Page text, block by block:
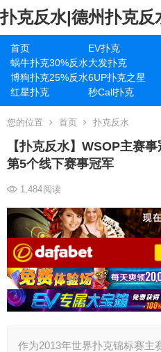
扑克反水|德州扑克反
首页 EV扑克
蜗牛扑克30%反水大发扑克
博狗扑克25%反水6UP扑克之星
红星扑克
秒Call扑克
您的位置 首页 扑克反水
【扑克反水】WSOP主赛
第5个线下赛事冠军
1,484阅读
作为2013年世界扑克锦标赛主